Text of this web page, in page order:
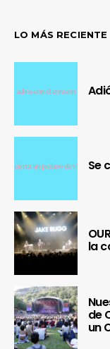
LO MÁS RECIENTE
Se
la
de
un